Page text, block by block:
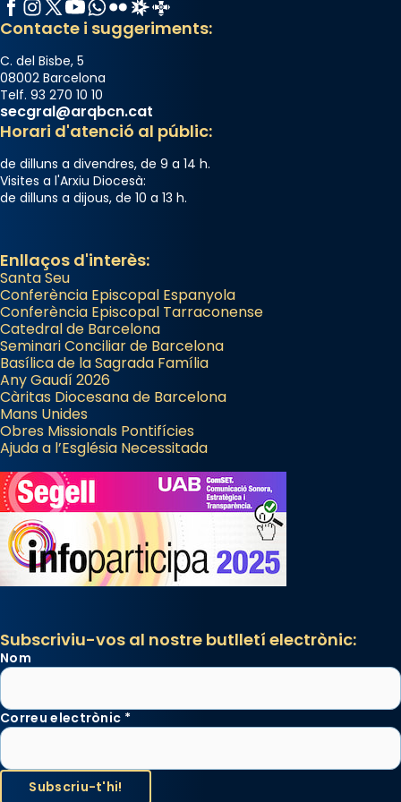
Contacte i suggeriments:
C. del Bisbe, 5
08002 Barcelona
Telf. 93 270 10 10
secgral@arqbcn.cat
Horari d'atenció al públic:
de dilluns a divendres, de 9 a 14 h.
Visites a l'Arxiu Diocesà:
de dilluns a dijous, de 10 a 13 h.
Enllaços d'interès:
Santa Seu
Conferència Episcopal Espanyola
Conferència Episcopal Tarraconense
Catedral de Barcelona
Seminari Conciliar de Barcelona
Basílica de la Sagrada Família
Any Gaudí 2026
Càritas Diocesana de Barcelona
Mans Unides
Obres Missionals Pontifícies
Ajuda a l’Església Necessitada
Subscriviu-vos al nostre butlletí electrònic:
Nom
Correu electrònic *